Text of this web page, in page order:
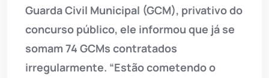
Guarda Civil Municipal (GCM), privativo do
concurso público, ele informou que já se
somam 74 GCMs contratados
irregularmente. “Estão cometendo o